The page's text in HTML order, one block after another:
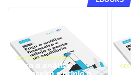
GESTÃO FINANCEIRA
Faça a análise